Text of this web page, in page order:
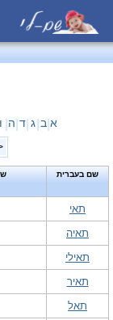
א ב ג ד ה ו
שם בעברית
תאי
תאיה
תאילי
תאיר
תאל